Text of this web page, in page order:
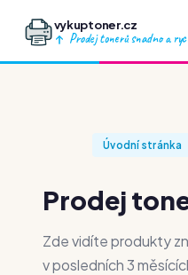
vykuptoner.cz
Prodej tonerů snadno a
Úvodní stránka
Prodej
Zde vidíte produkty
v posledních 3